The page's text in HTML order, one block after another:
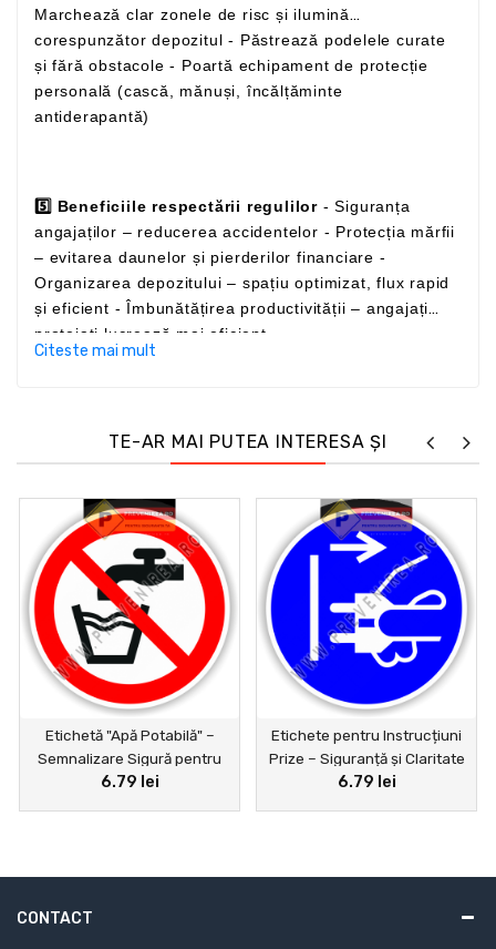
Marchează clar zonele de risc și ilumină
corespunzător depozitul - Păstrează podelele curate
și fără obstacole - Poartă echipament de protecție
personală (cască, mănuși, încălțăminte
antiderapantă)
5️⃣ Beneficiile respectării regulilor - Siguranța
angajaților – reducerea accidentelor - Protecția mărfii
– evitarea daunelor și pierderilor financiare -
Organizarea depozitului – spațiu optimizat, flux rapid
și eficient - Îmbunătățirea productivității – angajați
protejați lucrează mai eficient
Citeste mai mult
TE-AR MAI PUTEA INTERESA ȘI
Etichetă "Apă Potabilă" –
Semnalizare Sigură pentru
Industrie şi Uz Comercial
6.79 lei
Etichete pentru Instrucțiuni
Prize – Siguranță și Claritate
în Utilizarea Prizei
6.79 lei
CONTACT